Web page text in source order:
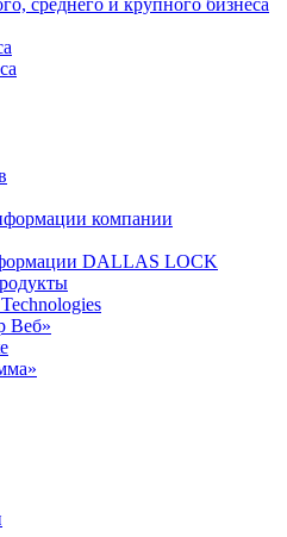
среднего и крупного бизнеса
компании
DALLAS LOCK
Веб»